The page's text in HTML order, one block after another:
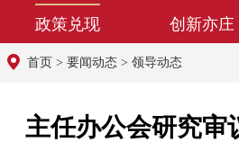
政策兑现 创新亦庄
首页 > 要闻动态 > 领导动态
主任办公会研究审